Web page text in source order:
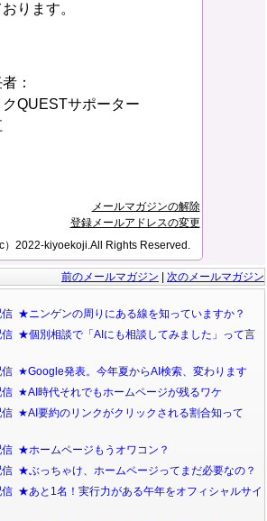
ります。
：
クQUESTサポーター
メールマガジンの解除
登録メールアドレスの変更
）2022-kiyoekoji.All Rights Reserved.
前のメールマガジン
次のメールマガジン
信 ★ニンゲンの周りにある線を知っていますか？
信 ★個別相談で「AIにも相談してみました」って言
信 ★Google発表。今年夏からAI検索、変わります
信 ★AI時代それでもホームページが残るワケ
信 ★AI要約のリンクがクリックされる割合知って
信 ★ホームページもうオワコン？
信 ★ぶっちゃけ、ホームページってまだ必要なの？
信 ★あと1名！実行力がある午年をオフィシャルサイ